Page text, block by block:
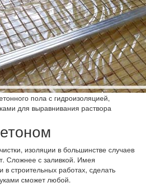
пола с гидроизоляцией,
для выравнивания раствора
изоляции в большинстве случаев
Сложнее с заливкой. Имея
строительных работах, сделать
сможет любой.